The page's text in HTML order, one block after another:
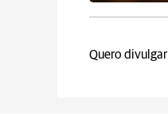
Quero divulgar